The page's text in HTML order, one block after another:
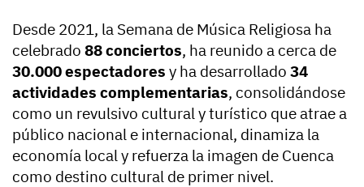
Desde 2021, la Semana de Música Religiosa ha
celebrado 88 conciertos, ha reunido a cerca de
30.000 espectadores y ha desarrollado 34
actividades complementarias, consolidándose
como un revulsivo cultural y turístico que atrae a
público nacional e internacional, dinamiza la
economía local y refuerza la imagen de Cuenca
como destino cultural de primer nivel.